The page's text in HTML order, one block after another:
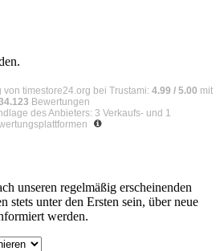
von timestore24.org bei Trustami: 4.99 / 5.00 mit
Bewertungen
des Anbieters: 3 Verkaufs- und 1
unseren regelmäßig erscheinenden
stets unter den Ersten sein, über neue
werden.